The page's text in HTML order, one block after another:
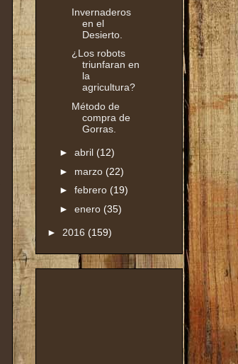
Invernaderos
en el
Desierto.
¿Los robots
triunfaran en
la
agricultura?
Método de
compra de
Gorras.
► abril (12)
► marzo (22)
► febrero (19)
► enero (35)
► 2016 (159)